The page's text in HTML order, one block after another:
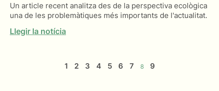
Un article recent analitza des de la perspectiva ecològica
una de les problemàtiques més importants de l'actualitat.
Llegir la notícia
1 2 3 4 5 6 7 8 9